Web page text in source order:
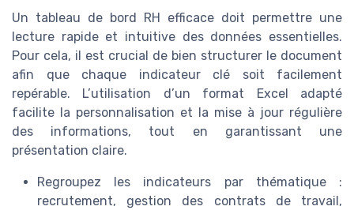
Un tableau de bord RH efficace doit permettre une
lecture rapide et intuitive des données essentielles.
Pour cela, il est crucial de bien structurer le document
afin que chaque indicateur clé soit facilement
repérable. L’utilisation d’un format Excel adapté
facilite la personnalisation et la mise à jour régulière
des informations, tout en garantissant une
présentation claire.
Regroupez les indicateurs par thématique :
recrutement, gestion des contrats de travail,